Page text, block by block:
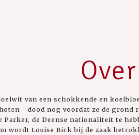
Over
van een schokkende en
- dood nog voordat ze de grond
de Deense nationaliteit te
wordt Louise Rick bij de zaak